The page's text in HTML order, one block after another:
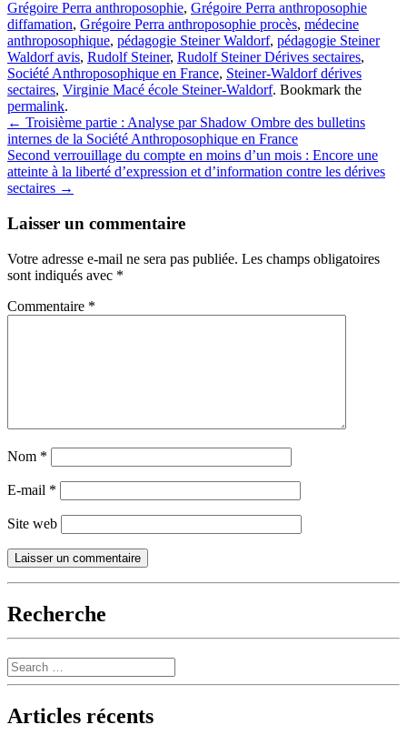
Grégoire Perra anthroposophie, Grégoire Perra anthroposophie
diffamation, Grégoire Perra anthroposophie procès, médecine
anthroposophique, pédagogie Steiner Waldorf, pédagogie Steiner
Waldorf avis, Rudolf Steiner, Rudolf Steiner Dérives sectaires,
Société Anthroposophique en France, Steiner-Waldorf dérives
sectaires, Virginie Macé école Steiner-Waldorf. Bookmark the
permalink.
Post
navigation
← Troisième partie : Analyse par Shadow Ombre des bulletins
internes de la Société Anthroposophique en France
Second verrouillage du compte en moins d’un mois : Encore une
atteinte à la liberté d’expression et d’information contre les dérives
sectaires →
Laisser un commentaire
Votre adresse e-mail ne sera pas publiée. Les champs obligatoires
sont indiqués avec *
Commentaire *
Nom *
E-mail *
Site web
Recherche
Search
Articles récents